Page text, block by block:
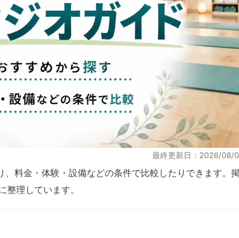
最終更新日：2026/08/
料金・体験・設備などの条件で比較したりできます。
理しています。